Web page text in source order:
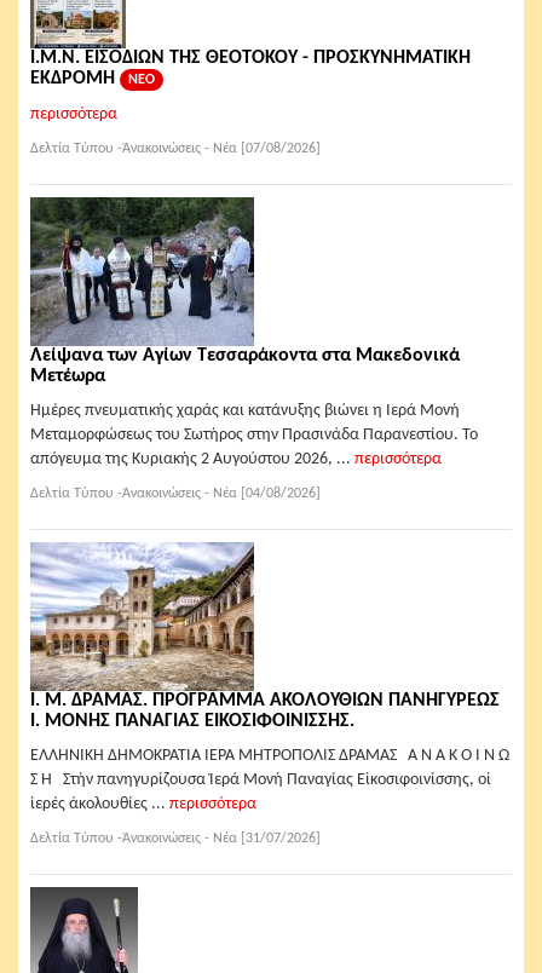
Ι.Μ.Ν. ΕΙΣΟΔΙΩΝ ΤΗΣ ΘΕΟΤΟΚΟΥ - ΠΡΟΣΚΥΝΗΜΑΤΙΚΗ
ΕΚΔΡΟΜΗ
ΝΕΟ
περισσότερα
Δελτία Τύπου -Ἀνακοινώσεις - Νέα [07/08/2026]
Λείψανα των Αγίων Τεσσαράκοντα στα Μακεδονικά
Μετέωρα
Ημέρες πνευματικής χαράς και κατάνυξης βιώνει η Ιερά Μονή
Μεταμορφώσεως του Σωτήρος στην Πρασινάδα Παρανεστίου. Το
απόγευμα της Κυριακής 2 Αυγούστου 2026, ... περισσότερα
Δελτία Τύπου -Ἀνακοινώσεις - Νέα [04/08/2026]
Ι. Μ. ΔΡΑΜΑΣ. ΠΡΟΓΡΑΜΜΑ ΑΚΟΛΟΥΘΙΩΝ ΠΑΝΗΓΥΡΕΩΣ
Ι. ΜΟΝΗΣ ΠΑΝΑΓΙΑΣ ΕΙΚΟΣΙΦΟΙΝΙΣΣΗΣ.
ΕΛΛΗΝΙΚΗ ΔΗΜΟΚΡΑΤΙΑ ΙΕΡΑ ΜΗΤΡΟΠΟΛΙΣ ΔΡΑΜΑΣ Α Ν Α Κ Ο Ι Ν Ω
Σ Η Στήν πανηγυρίζουσα Ἱερά Μονή Παναγίας Εἰκοσιφοινίσσης, οἱ
ἱερές ἀκολουθίες ... περισσότερα
Δελτία Τύπου -Ἀνακοινώσεις - Νέα [31/07/2026]